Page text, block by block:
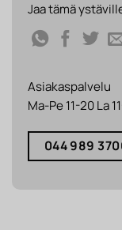
Jaa tämä
Asiakaspalvelu
Ma-Pe 11-20 La
044 989